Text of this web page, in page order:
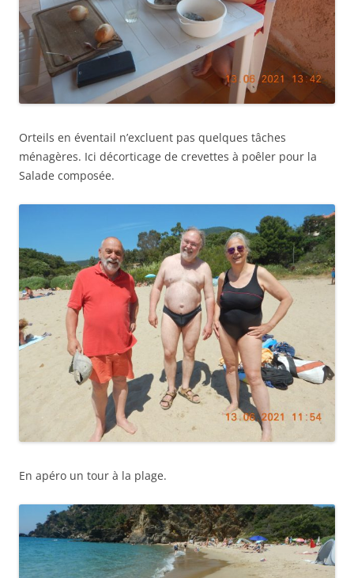
Orteils en éventail n’excluent pas quelques tâches
ménagères. Ici décorticage de crevettes à poêler pour la
Salade composée.
En apéro un tour à la plage.